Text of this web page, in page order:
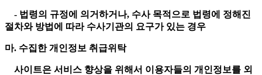
- 법령의 규정에 의거하거나, 수사 목적으로 법령에 정해진
절차와 방법에 따라 수사기관의 요구가 있는 경우
마. 수집한 개인정보 취급위탁
사이트은 서비스 향상을 위해서 이용자들의 개인정보를 외